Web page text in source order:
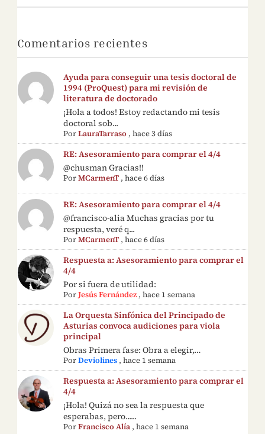
Comentarios recientes
Ayuda para conseguir una tesis doctoral de
1994 (ProQuest) para mi revisión de
literatura de doctorado
¡Hola a todos! Estoy redactando mi tesis
doctoral sob...
PorLauraTarraso ,hace 3 días
RE: Asesoramiento para comprar el 4/4
@chusman Gracias!!
PorMCarmenT,hace 6 días
RE: Asesoramiento para comprar el 4/4
@francisco-alia Muchas gracias por tu
respuesta, veré q...
PorMCarmenT,hace 6 días
Respuesta a: Asesoramiento para comprar el
4/4
Por si fuera de utilidad:
PorJesús Fernández ,hace 1 semana
La Orquesta Sinfónica del Principado de
Asturias convoca audiciones para viola
principal
Obras Primera fase: Obra a elegir,…
PorDeviolines ,hace 1 semana
Respuesta a: Asesoramiento para comprar el
4/4
¡Hola! Quizá no sea la respuesta que
esperabas, pero......
PorFrancisco Alía ,hace 1 semana